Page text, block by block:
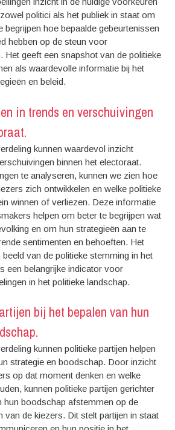
politici als het publiek in staat om
begrijpen hoe bepaalde gebeurtenissen
hebben op de steun voor
Het geeft een snapshot van de politieke
als waardevolle informatie bij het
en beleid.
in trends en verschuivingen
kunnen waardevol inzicht
binnen het electoraat.
te analyseren, kunnen we zien hoe
zich ontwikkelen en welke politieke
winnen of verliezen. Deze informatie
helpen om beter te begrijpen wat
en om hun strategieën aan te
sentimenten en behoeften. Het
van de politieke stemming in het
een belangrijke indicator voor
in het politieke landschap.
bij het bepalen van hun
kunnen politieke partijen helpen
strategie en boodschap. Door inzicht
op dat moment denken en welke
kunnen politieke partijen gerichter
hun boodschap afstemmen op de
van de kiezers. Dit stelt partijen in staat